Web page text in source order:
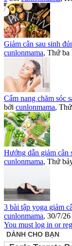
Giảm cân sau sinh
cunlonmama, Thứ ba
Cẩm nang chăm sóc
bởi cunlonmama,
Hướng dẫn giảm cân
cunlonmama, Thứ
3 bài tập yoga giảm
cunlonmama, 30/7/26
You must log in or